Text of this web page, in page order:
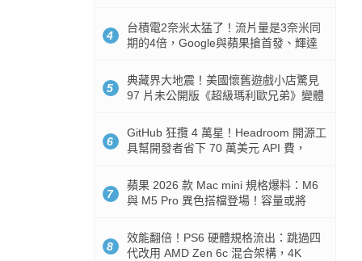
4
台積電2奈米太猛了！流片量是3奈米同
期的4倍，Google與蘋果搶首發、輝達
5
典藏界大地震！美國懷舊遊戲小店驚見
97 片未公開版《超級瑪利歐兄弟》變體
6
GitHub 狂攬 4 萬星！Headroom 開源工
具幫開發者省下 70 萬美元 API 費，
7
蘋果 2026 款 Mac mini 規格爆料：M6
與 M5 Pro 異色搭檔登場！容量或將
8
效能翻倍！PS6 硬體規格流出：跳過四
代改用 AMD Zen 6c 混合架構，4K